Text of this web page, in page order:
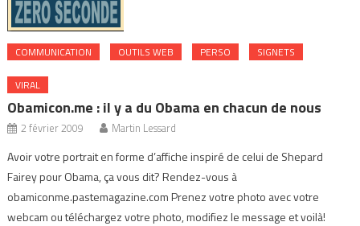
COMMUNICATION OUTILS WEB PERSO SIGNETS
VIRAL
Obamicon.me : il y a du Obama en chacun de nous
2 février 2009 Martin Lessard
Avoir votre portrait en forme d’affiche inspiré de celui de Shepard
Fairey pour Obama, ça vous dit? Rendez-vous à
obamiconme.pastemagazine.com Prenez votre photo avec votre
webcam ou téléchargez votre photo, modifiez le message et voilà!